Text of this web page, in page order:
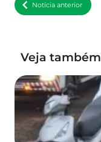
Notícia anterior
Veja também